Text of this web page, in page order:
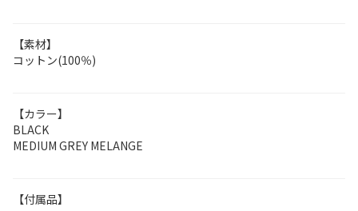
【素材】
コットン(100％)
【カラー】
BLACK
MEDIUM GREY MELANGE
【付属品】